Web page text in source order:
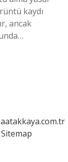
kaydı
ancak
Sitemap